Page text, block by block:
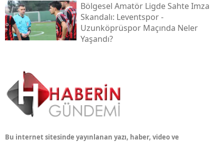
Bölgesel Amatör Ligde Sahte Imza
Skandalı: Leventspor -
Uzunköprüspor Maçında Neler
Yaşandı?
Bu internet sitesinde yayınlanan yazı, haber, video ve